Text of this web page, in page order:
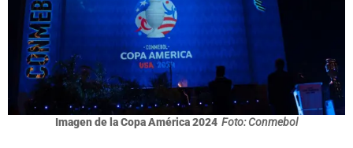
Imagen de la Copa América 2024 Foto: Conmebol